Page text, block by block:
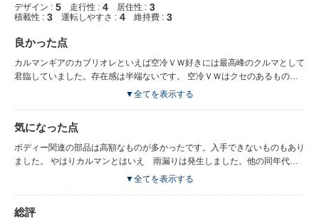
デザイン : 5 走行性 : 4 居住性 : 3
積載性 : 3 運転しやすさ : 4 維持費 : 3
良かった点
カルマンギアのカブリオレといえば空冷ＶＷ好きには最高峰のクルマとして
君臨していました。存在感は半端ないです。 空冷ＶＷはクセのあるものが
多いのですがドライビングポジションはビートルよりも 現代的でオルガン
ープンならではの解放感は素晴らしいです。 メカは空冷ＶＷと共通で、リ
ーズナブルで維持もしやすいでしょう。
▼全てを表示する
気になった点
ボディー関連の部品は高額なものが多かったです。入手できないものもあり
ました。 やはりカルマンとはいえ 雨漏りは発生しました。他の同年代の
車両よりはマシだと思いますが。 お世辞にも剛性感は皆無といってよいク
シャクシャになります。高速でオープンは ほぼ無理です。
▼全てを表示する
総評